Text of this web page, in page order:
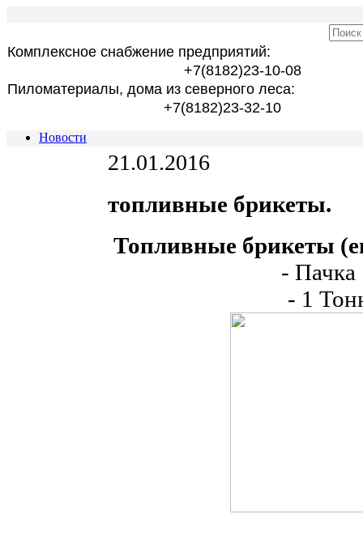
Комплексное снабжение предприятий:
+7(8182)23-10-08
Пиломатериалы, дома из северного леса:
+7(8182)23-32-10
Новости
21.01.2016
топливные брикеты.
Топливные брикеты
- Пачка
- 1